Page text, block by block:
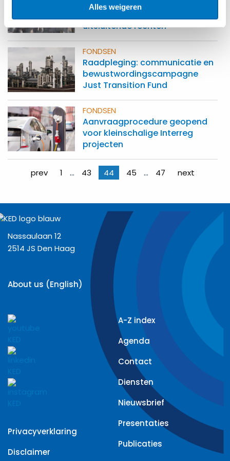
Alles weigeren
KED legt uit: Alleenrechten,
bijzondere rechten en
uitsluitende rechten
FONDSEN
Raadpleging: communicatie en
bewustwordingscampagne
Just Transition Fund
FONDSEN
Aanvraagprocedure geopend
voor kleinschalige Interreg
projecten
Berichten
prev 1 … 43 44 45 … 47 next
Nassaulaan 12
2514 JS Den Haag
About us (English)
Privacyverklaring
Disclaimer
A-Z index
Agenda
Contact
Diensten
Nieuwsbrief
Presentaties
Publicaties